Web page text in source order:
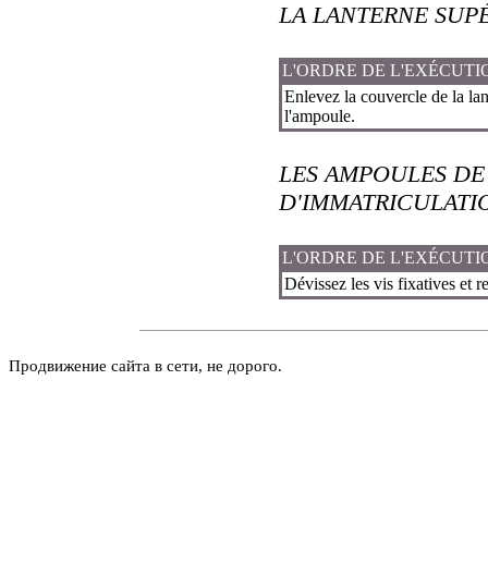
LA LANTERNE
L'ORDRE DE
Enlevez la couvercle de la
l'ampoule.
LES AMPOULES
L'ORDRE DE
Dévissez les vis fixatives et
Продвижение сайта в сети, не дорого.